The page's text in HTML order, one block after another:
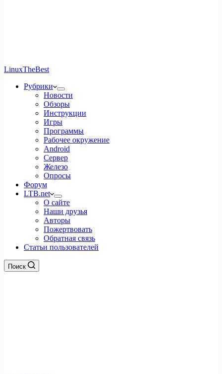
LinuxTheBest
Рубрики
Новости
Обзоры
Инструкции
Игры
Программы
Рабочее окружение
Android
Сервер
Железо
Опросы
Форум
LTB.net
О сайте
Наши друзья
Авторы
Пожертвовать
Обратная связь
Статьи пользователей
Поиск